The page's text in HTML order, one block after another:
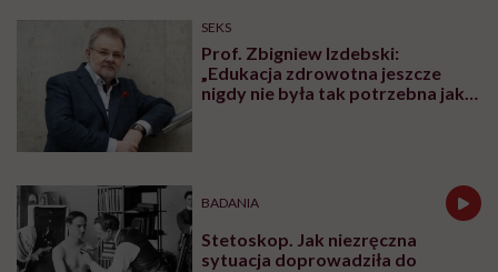
SEKS
Prof. Zbigniew Izdebski:
„Edukacja zdrowotna jeszcze
nigdy nie była tak potrzebna jak
BADANIA
Stetoskop. Jak niezręczna
sytuacja doprowadziła do